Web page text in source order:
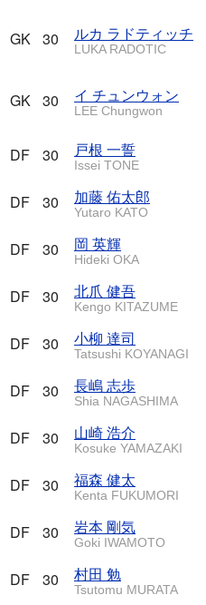
GK 30 ルカ ラドティッチ
LUKA RADOTIC
GK 30 イ チュンウォン
LEE Chungwon
DF
30 戸根 一誓
Issei TONE
DF
30 加藤 佑太郎
Yutaro KATO
DF
30 岡 英輝
Hideki OKA
DF
30 北爪 健吾
Kengo KITAZUME
DF
30 小柳 達司
Tatsushi KOYANAGI
DF
30 長嶋 志歩
Shia NAGASHIMA
DF
30 山崎 浩介
Kosuke YAMAZAKI
DF
30 福森 健太
Kenta FUKUMORI
DF
30 岩本 剛気
Goki IWAMOTO
DF
30 村田 勉
Tsutomu MURATA